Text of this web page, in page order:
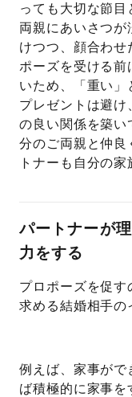
っても大切な節
両親にあいさつ
けつつ、顔合わせ
ポーズを受ける
いため、「重い
プレゼントは避
の良い関係を築い
分のご両親と仲良
トナーも自分の
パートナーが
力をする
プロポーズを促
求める結婚相手の
例えば、家事がで
ば積極的に家事